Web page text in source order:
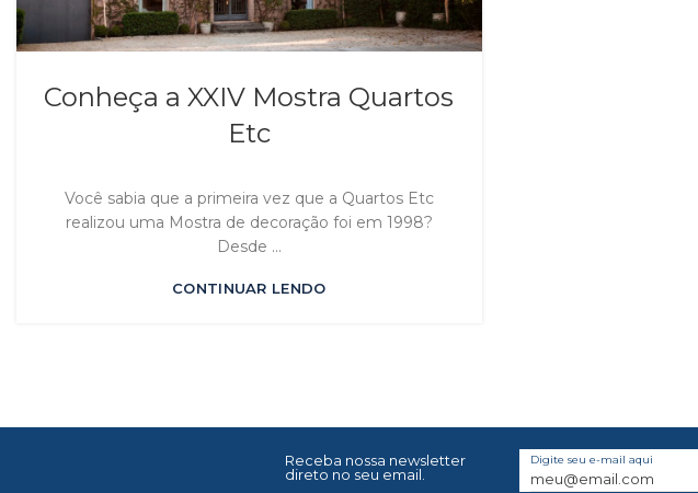
Conheça a XXIV Mostra Quartos
Etc
Você sabia que a primeira vez que a Quartos Etc
realizou uma Mostra de decoração foi em 1998?
Desde ...
CONTINUAR LENDO
Receba nossa newsletter
direto no seu email.
Digite seu e-mail aqui